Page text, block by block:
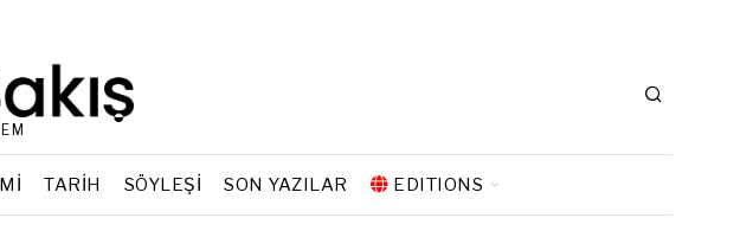
TARIH SÖYLEŞI SON YAZILAR EDITIONS